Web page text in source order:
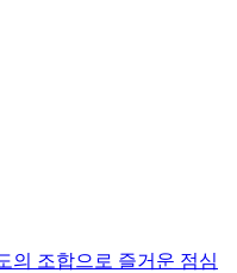
의 조합으로 즐거운 점심